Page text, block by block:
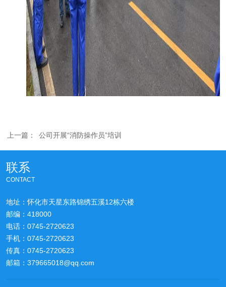
上一篇： 公司开展“消防操作员”培训
联系
CONTACT
地址：怀化市天星东路锦绣五溪12栋六楼
邮编：418000
电话：0745-2720623
手机：0745-2720623
传真：0745-2720623
邮箱：379665018@qq.com